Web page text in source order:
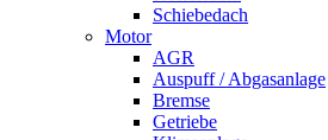
Schiebedach
Motor
AGR
Auspuff / Abgasanlage
Bremse
Getriebe